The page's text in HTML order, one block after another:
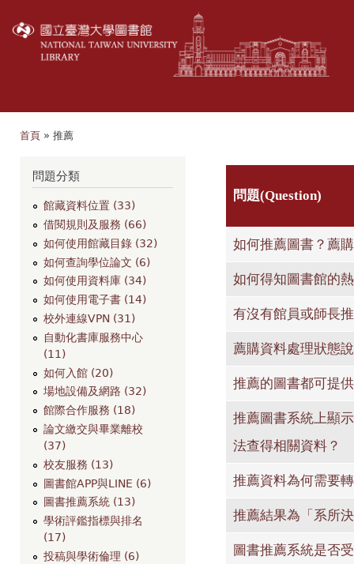
首頁 » 推薦
問題分類
館藏資料位置 (33)
借閱規則及服務 (66)
如何使用館藏目錄 (32)
如何查詢學位論文 (6)
如何使用資料庫 (34)
如何使用電子書 (14)
校外連線VPN (31)
自動化書庫服務中心
(11)
如何入館 (20)
場地設備及網路 (32)
館際合作服務 (18)
論文繳交與畢業離校
(37)
校友服務 (13)
圖書館APP與LINE (6)
圖書推薦系統 (13)
學術評鑑指標與排名
(17)
投稿與學術倫理 (6)
問題(Question)
如何推薦圖書？薦
如何得知圖書館的
有沒有館員或師長
薦購資料處理狀態
推薦的圖書都可提
推薦圖書系統上顯
法查得相關資料？
推薦資料為何需要
推薦結果為「系所
圖書推薦系統是否